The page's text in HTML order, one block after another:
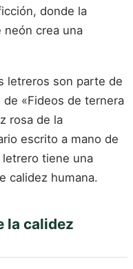
donde la
crea una
letreros son parte de
«Fideos de ternera
rosa de la
escrito a mano de
letrero tiene una
calidez humana.
la calidez